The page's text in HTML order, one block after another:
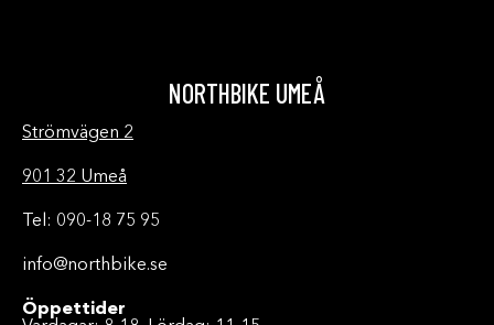
NORTHBIKE UMEÅ
Strömvägen 2
901 32 Umeå
Tel: 090-18 75 95
info@northbike.se
Öppettider